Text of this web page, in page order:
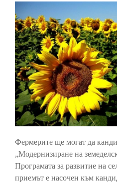
Фермерите ще могат да
„Модернизиране на
Програмата за развитие на
приемът е насочен към